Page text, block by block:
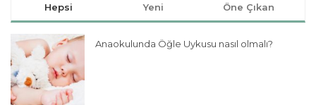
Hepsi Yeni Öne Çıkan
Anaokulunda Öğle Uykusu nasıl olmalı?